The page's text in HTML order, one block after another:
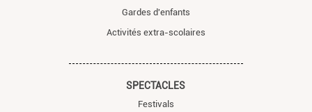
Gardes d'enfants
Activités extra-scolaires
SPECTACLES
Festivals